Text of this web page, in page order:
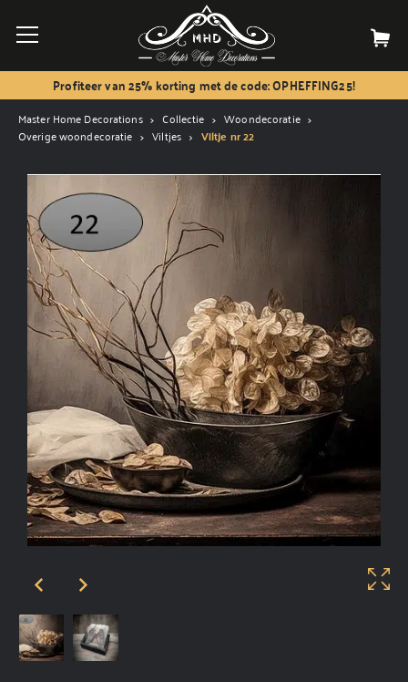
Profiteer van 25% korting met de code: OPHEFFING25!
Master Home Decorations Collectie
Woondecoratie
Overige woondecoratie
Viltjes Viltje nr 22